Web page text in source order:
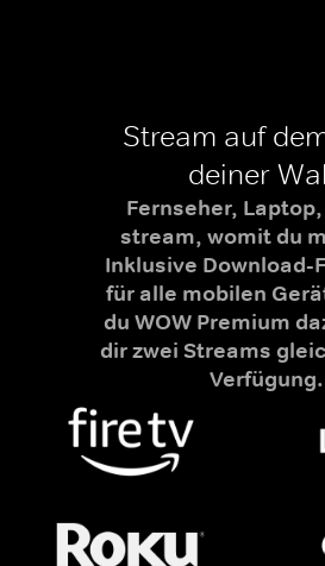
Stream auf
deiner
Fernseher,
stream, womit du
Inklusive Download-
für alle mobilen
du WOW Premium
dir zwei Streams
Verfügung.